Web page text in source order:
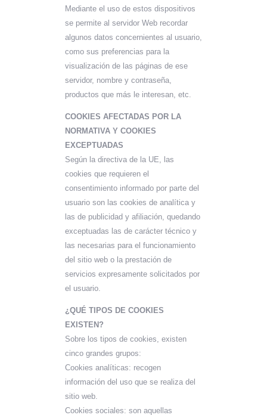
Mediante el uso de estos dispositivos
se permite al servidor Web recordar
algunos datos concernientes al usuario,
como sus preferencias para la
visualización de las páginas de ese
servidor, nombre y contraseña,
productos que más le interesan, etc.
COOKIES AFECTADAS POR LA
NORMATIVA Y COOKIES
EXCEPTUADAS
Según la directiva de la UE, las
cookies que requieren el
consentimiento informado por parte del
usuario son las cookies de analítica y
las de publicidad y afiliación, quedando
exceptuadas las de carácter técnico y
las necesarias para el funcionamiento
del sitio web o la prestación de
servicios expresamente solicitados por
el usuario.
¿QUÉ TIPOS DE COOKIES
EXISTEN?
Sobre los tipos de cookies, existen
cinco grandes grupos:
Cookies analíticas: recogen
información del uso que se realiza del
sitio web.
Cookies sociales: son aquellas